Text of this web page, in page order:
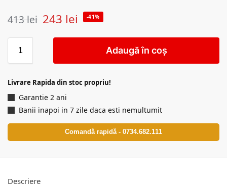
413lei 243 lei -41%
Adaugă în coș
Livrare Rapida din stoc propriu!
Garantie 2 ani
Banii inapoi in 7 zile daca esti nemultumit
Comandă rapidă - 0734.682.111
Descriere